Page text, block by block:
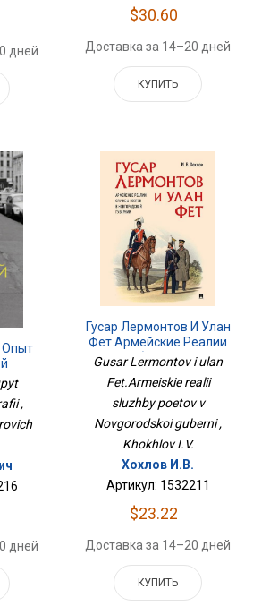
дней
$30.60
Доставка за 14–20 дней
КУПИТЬ
Опыт
,
дней
Гусар Лермонтов И Улан
Фет.Армейские Реалии
Службы Поэтов В
Gusar Lermontov i ulan
Fet.Armeiskie realii
sluzhby poetov v
Novgorodskoi guberni ,
Khokhlov I.V.
Хохлов И.В.
Артикул: 1532211
$23.22
Доставка за 14–20 дней
КУПИТЬ